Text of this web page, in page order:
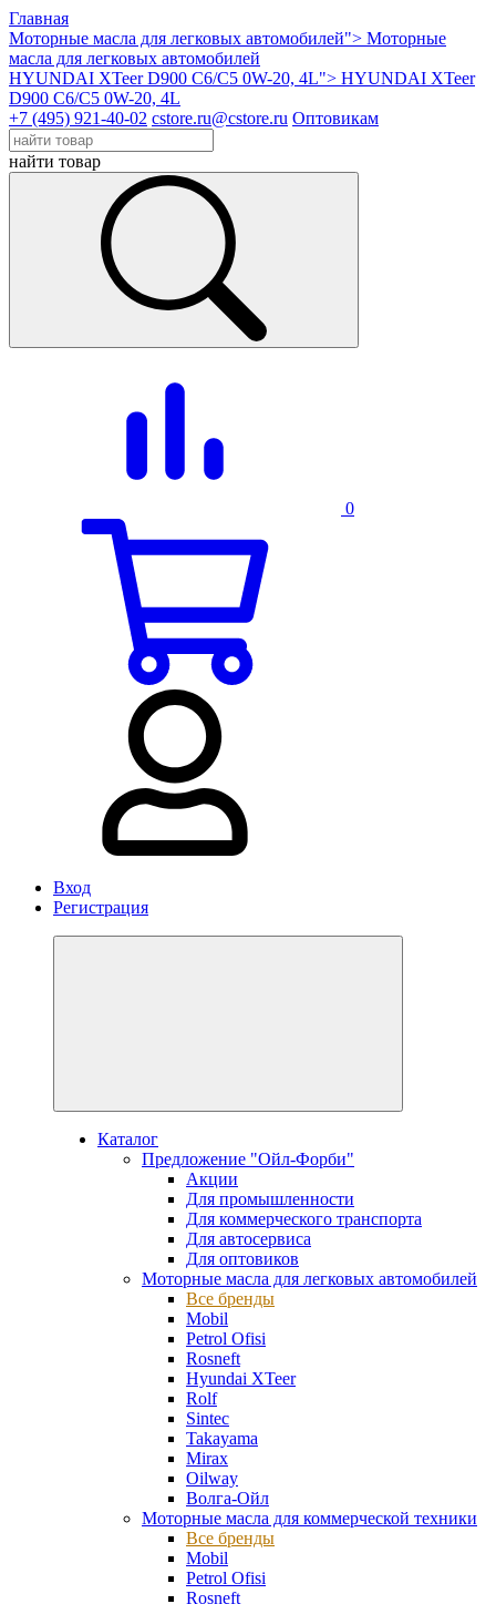
Главная
Моторные масла для легковых автомобилей"> Моторные
масла для легковых автомобилей
HYUNDAI XTeer D900 C6/C5 0W-20, 4L"> HYUNDAI XTeer
D900 C6/C5 0W-20, 4L
+7 (495) 921-40-02 cstore.ru@cstore.ru Оптовикам
найти товар
0
Вход
Регистрация
Каталог
Предложение "Ойл-Форби"
Акции
Для промышленности
Для коммерческого транспорта
Для автосервиса
Для оптовиков
Моторные масла для легковых автомобилей
Все бренды
Mobil
Petrol Ofisi
Rosneft
Hyundai XTeer
Rolf
Sintec
Takayama
Mirax
Oilway
Волга-Ойл
Моторные масла для коммерческой техники
Все бренды
Mobil
Petrol Ofisi
Rosneft